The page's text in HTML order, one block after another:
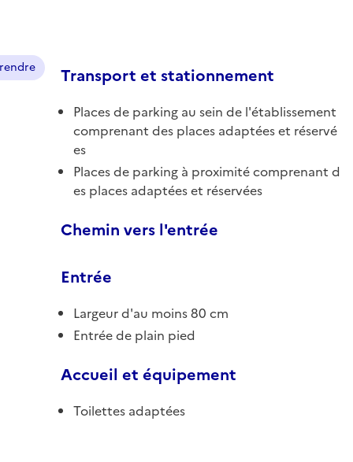
Transport et stationnement
Places de parking au sein de l'établissement
comprenant des places adaptées et réservé
es
Places de parking à proximité comprenant d
es places adaptées et réservées
Chemin vers l'entrée
Entrée
Largeur d'au moins 80 cm
Entrée de plain pied
Accueil et équipement
Toilettes adaptées